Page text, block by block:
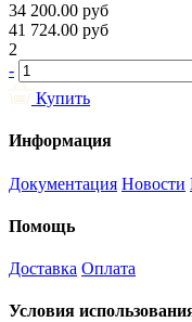
34 200.00 руб
41 724.00 руб
2
-
Купить
Информация
Документация Новости
Помощь
Доставка Оплата
Условия